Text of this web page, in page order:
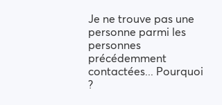
Je ne trouve pas une
personne parmi les
personnes
précédemment
contactées... Pourquoi
?